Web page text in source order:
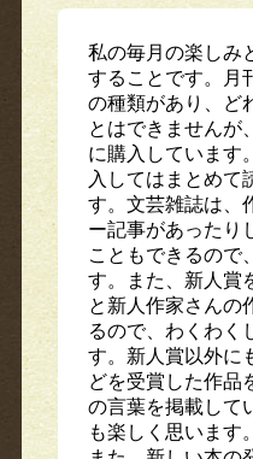
私の毎月の楽しみ
することです。月
の種類があり、ど
とはできませんが
に購入しています
入してはまとめて
す。文芸雑誌は、
ー記事があったり
こともできるので
す。また、新人賞
と新人作家さんの
るので、わくわく
す。新人賞以外に
どを受賞した作品
の言葉を掲載して
も楽しく思います。